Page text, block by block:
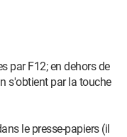
par F12; en dehors de
s'obtient par la touche
le presse-papiers (il